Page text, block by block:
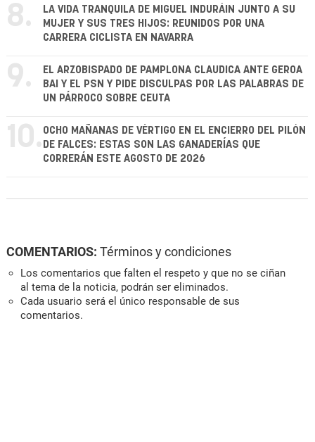
8.
LA VIDA TRANQUILA DE MIGUEL INDURÁIN JUNTO A SU
MUJER Y SUS TRES HIJOS: REUNIDOS POR UNA
CARRERA CICLISTA EN NAVARRA
9.
EL ARZOBISPADO DE PAMPLONA CLAUDICA ANTE GEROA
BAI Y EL PSN Y PIDE DISCULPAS POR LAS PALABRAS DE
UN PÁRROCO SOBRE CEUTA
10. OCHO MAÑANAS DE VÉRTIGO EN EL ENCIERRO DEL PILÓN
DE FALCES: ESTAS SON LAS GANADERÍAS QUE
CORRERÁN ESTE AGOSTO DE 2026
COMENTARIOS: Términos y condiciones
Los comentarios que falten el respeto y que no se ciñan
al tema de la noticia, podrán ser eliminados.
Cada usuario será el único responsable de sus
comentarios.